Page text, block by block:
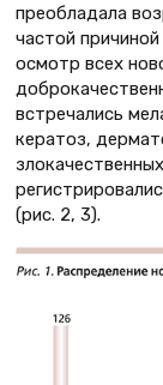
преобладала
частой
осмотр всех
встречались
кератоз,
(рис. 2, 3).